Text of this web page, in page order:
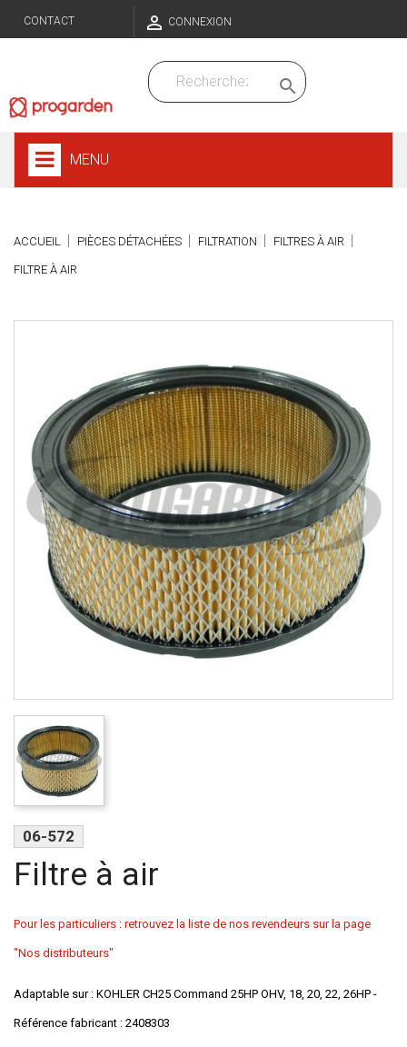
CONTACT  CONNEXION

MENU
ACCUEIL PIÈCES DÉTACHÉES FILTRATION FILTRES À AIR
FILTRE À AIR
06-572
Filtre à air
Pour les particuliers : retrouvez la liste de nos revendeurs sur la page
"Nos distributeurs"
Adaptable sur : KOHLER CH25 Command 25HP OHV, 18, 20, 22, 26HP -
Référence fabricant : 2408303